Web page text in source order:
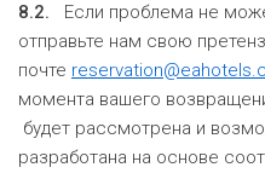
8.2. Если проблема не
отправьте нам свою
почте
момента вашего
будет рассмотрена и
разработана на основе